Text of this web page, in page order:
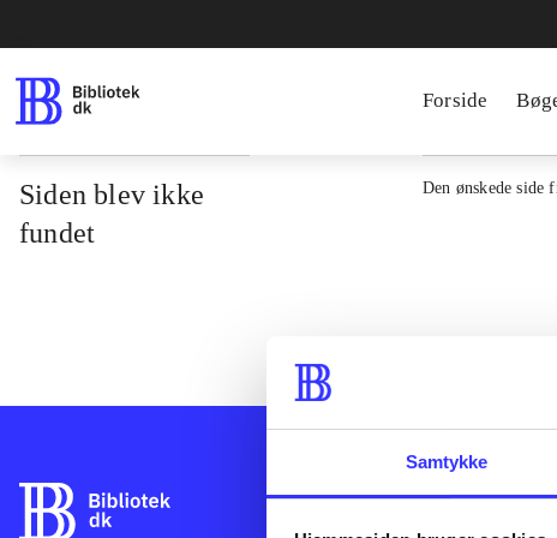
Samtykke
Forside
Siden blev ikke
fundet
Den ønskede side
Bibliotek.dk er en